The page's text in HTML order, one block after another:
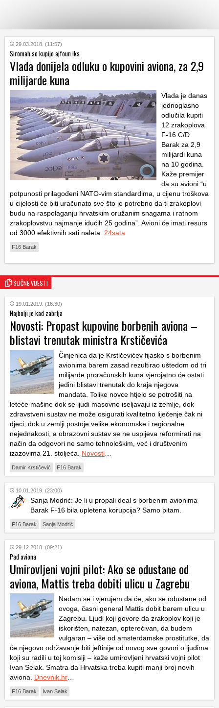
KATEGORIJE
HRVATSKI
WEB
29.03.2018. (11:57)
Siromah se kupijo ajfoun iks
Vlada donijela odluku o kupovini aviona, za 2,9
milijarde kuna
Vlada je danas
jednoglasno
odlučila kupiti
12 zrakoplova
F-16 C/D
Barak za 2,9
milijardi kuna
na 10 godina.
Kaže premijer
da su avioni “u
potpunosti prilagođeni NATO-vim standardima, u cijenu troškova
u cijelosti će biti uračunato sve što je potrebno da ti zrakoplovi
budu na raspolaganju hrvatskim oružanim snagama i ratnom
zrakoplovstvu najmanje idućih 25 godina”. Avioni će imati resurs
od 3000 efektivnih sati naleta. 24sata
F16 Barak
SLIČNE VIJESTI
19.01.2019. (16:30)
Najbolji je kad zabrlja
Novosti: Propast kupovine borbenih aviona –
blistavi trenutak ministra Krstičevića
Činjenica da je Krstičevićev fijasko s borbenim
avionima barem zasad rezultirao uštedom od tri
milijarde proračunskih kuna vjerojatno će ostati
jedini blistavi trenutak do kraja njegova
mandata. Tolike novce htjelo se potrošiti na
leteće mašine dok se ljudi masovno iseljavaju iz zemlje, dok
zdravstveni sustav ne može osigurati kvalitetno liječenje čak ni
djeci, dok u zemlji postoje velike ekonomske i regionalne
nejednakosti, a obrazovni sustav se ne uspijeva reformirati na
način da odgovori ne samo tehnološkim, već i društvenim
izazovima 21. stoljeća. Novosti
Damir Krstičević F16 Barak
10.01.2019. (23:00)
Sanja Modrić: Je li u propali deal s borbenim avionima
Barak F-16 bila upletena korupcija? Samo pitam.
F16 Barak Sanja Modrić
29.12.2018. (09:21)
Pad aviona
Umirovljeni vojni pilot: Ako se odustane od
aviona, Mattis treba dobiti ulicu u Zagrebu
Nadam se i vjerujem da će, ako se odustane od
ovoga, časni general Mattis dobit barem ulicu u
Zagrebu. Ljudi koji govore da zrakoplov koji je
iskorišten, natezan, opterećivan, da budem
vulgaran – više od amsterdamske prostitutke, da
će njegovo održavanje biti jeftinije od novog sve govori o ljudima
koji su radili u toj komisiji – kaže umirovljeni hrvatski vojni pilot
Ivan Selak. Smatra da Hrvatska treba kupiti manji broj novih
aviona. Dnevnik.hr
F16 Barak Ivan Selak